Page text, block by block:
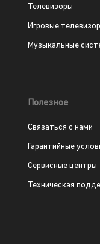
Телевизоры
Игровые
Музыкальные
Полезное
Связаться с нами
Гарантийные
Сервисные центры
Техническая